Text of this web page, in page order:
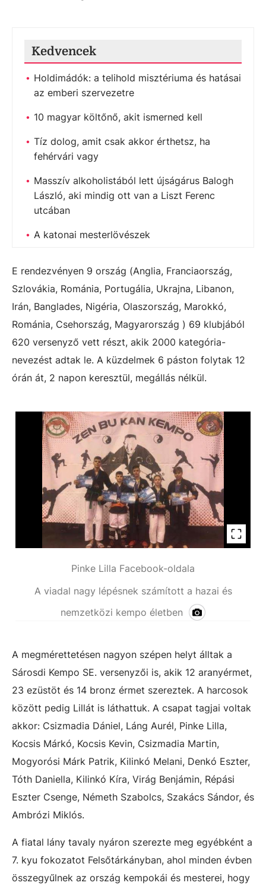
Kedvencek
Holdimádók: a telihold misztériuma és hatásai
az emberi szervezetre
10 magyar költőnő, akit ismerned kell
Tíz dolog, amit csak akkor érthetsz, ha
fehérvári vagy
Masszív alkoholistából lett újságárus Balogh
László, aki mindig ott van a Liszt Ferenc
utcában
A katonai mesterlövészek
E rendezvényen 9 ország (Anglia, Franciaország,
Szlovákia, Románia, Portugália, Ukrajna, Libanon,
Irán, Banglades, Nigéria, Olaszország, Marokkó,
Románia, Csehország, Magyarország ) 69 klubjából
620 versenyző vett részt, akik 2000 kategória-
nevezést adtak le. A küzdelmek 6 páston folytak 12
órán át, 2 napon keresztül, megállás nélkül.
Pinke Lilla Facebook-oldala
A viadal nagy lépésnek számított a hazai és
nemzetközi kempo életben
A megmérettetésen nagyon szépen helyt álltak a
Sárosdi Kempo SE. versenyzői is, akik 12 aranyérmet,
23 ezüstöt és 14 bronz érmet szereztek. A harcosok
között pedig Lillát is láthattuk. A csapat tagjai voltak
akkor: Csizmadia Dániel, Láng Aurél, Pinke Lilla,
Kocsis Márkó, Kocsis Kevin, Csizmadia Martin,
Mogyorósi Márk Patrik, Kilinkó Melani, Denkó Eszter,
Tóth Daniella, Kilinkó Kíra, Virág Benjámin, Répási
Eszter Csenge, Németh Szabolcs, Szakács Sándor, és
Ambrózi Miklós.
A fiatal lány tavaly nyáron szerezte meg egyébként a
7. kyu fokozatot Felsőtárkányban, ahol minden évben
összegyűlnek az ország kempokái és mesterei, hogy